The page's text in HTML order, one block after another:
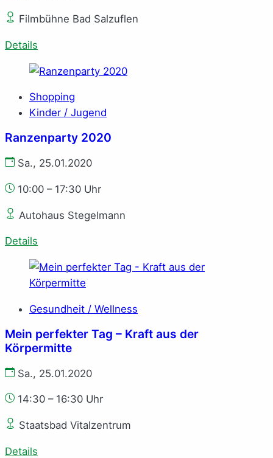
Filmbühne Bad Salzuflen
Details
Shopping
Kinder / Jugend
Ranzenparty 2020
Sa., 25.01.2020
10:00 – 17:30 Uhr
Autohaus Stegelmann
Details
Gesundheit / Wellness
Mein perfekter Tag – Kraft aus der
Körpermitte
Sa., 25.01.2020
14:30 – 16:30 Uhr
Staatsbad Vitalzentrum
Details